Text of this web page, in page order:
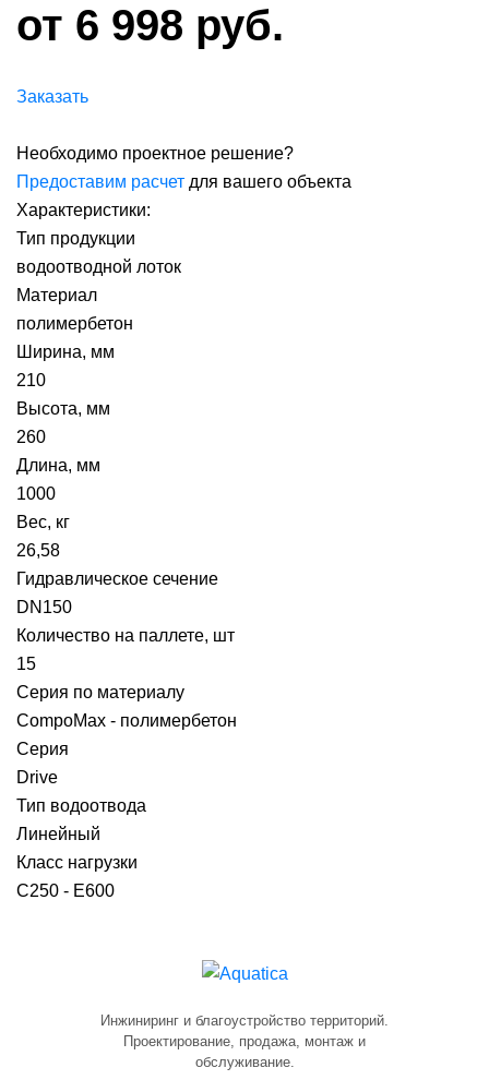
от 6 998 руб.
Заказать
Необходимо проектное решение?
Предоставим расчет для вашего объекта
Характеристики:
Тип продукции
водоотводной лоток
Материал
полимербетон
Ширина, мм
210
Высота, мм
260
Длина, мм
1000
Вес, кг
26,58
Гидравлическое сечение
DN150
Количество на паллете, шт
15
Серия по материалу
CompoMax - полимербетон
Серия
Drive
Тип водоотвода
Линейный
Класс нагрузки
C250 - E600
Инжиниринг и благоустройство территорий.
Проектирование, продажа, монтаж и
обслуживание.